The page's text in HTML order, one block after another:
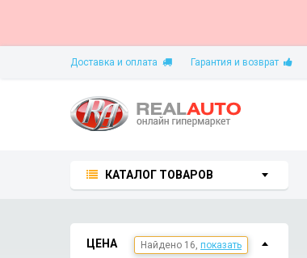
Доставка и оплата Гарантия и возврат
КАТАЛОГ ТОВАРОВ
ЦЕНА